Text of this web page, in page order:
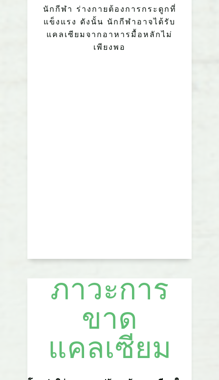
นักกีฬา ร่างกายต้องการกระดูกที่
แข็งแรง ดังนั้น นักกีฬาอาจได้รับ
แคลเซียมจากอาหารมื้อหลักไม่
เพียงพอ
ภาวะการ
ขาด
แคลเซียม